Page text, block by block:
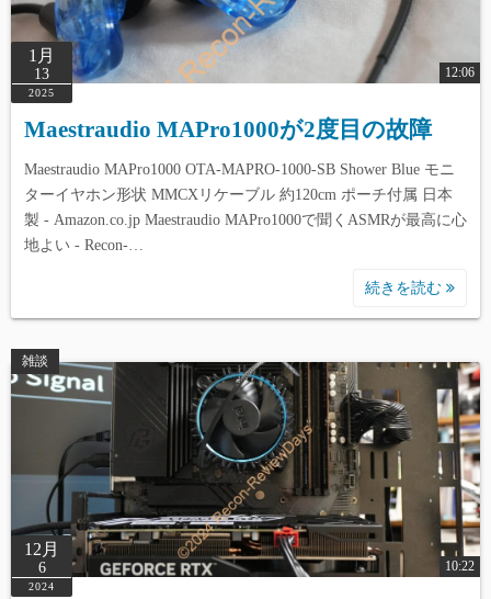
1月
13
2025
12:06
Maestraudio MAPro1000が2度目の故障
Maestraudio MAPro1000 OTA-MAPRO-1000-SB Shower Blue モニ
ターイヤホン形状 MMCXリケーブル 約120cm ポーチ付属 日本
製 - Amazon.co.jp Maestraudio MAPro1000で聞くASMRが最高に心
地よい - Recon-…
続きを読む
雑談
12月
6
2024
10:22